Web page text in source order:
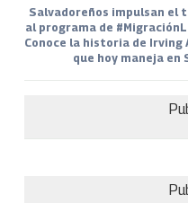
Salvadoreños impulsan el
al programa de
Conoce la historia de Irving
que hoy maneja en